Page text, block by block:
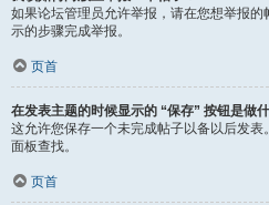
如果论坛管理员允许举报，请在您想举报
示的步骤完成举报。
页首
在发表主题的时候显示的 “保存” 按钮是做
这允许您保存一个未完成帖子以备以后发表
面板查找。
页首